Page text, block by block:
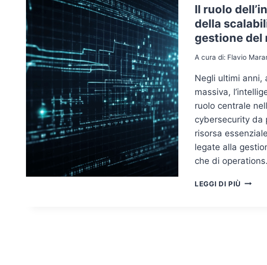
Il ruolo
della
gestione del
A cura di: Flavio
Negli ultimi anni,
massiva,
ruolo centrale
cybersecurity da
risorsa
legate alla
che di
LEGGI DI PIÙ IL